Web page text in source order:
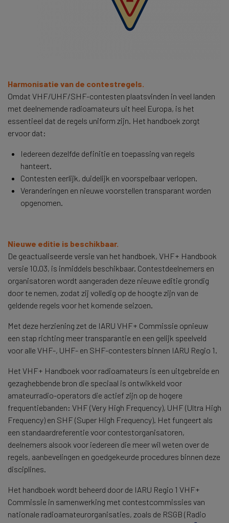
Harmonisatie van de contestregels.
Omdat VHF/UHF/SHF-contesten plaatsvinden in veel landen
met deelnemende radioamateurs uit heel Europa, is het
essentieel dat de regels uniform zijn. Het handboek zorgt
ervoor dat:
Iedereen dezelfde definitie en toepassing van regels
hanteert.
Contesten eerlijk, duidelijk en voorspelbaar verlopen.
Veranderingen en nieuwe voorstellen transparant worden
opgenomen.
Nieuwe editie is beschikbaar.
De geactualiseerde versie van het handboek, VHF+ Handbook
versie 10.03, is inmiddels beschikbaar. Contestdeelnemers en
organisatoren wordt aangeraden deze nieuwe editie grondig
door te nemen, zodat zij volledig op de hoogte zijn van de
geldende regels voor het komende seizoen.
Met deze herziening zet de IARU VHF+ Commissie opnieuw
een stap richting meer transparantie en een gelijk speelveld
voor alle VHF-, UHF- en SHF-contesters binnen IARU Regio 1.
Het VHF+ Handboek voor radioamateurs is een uitgebreide en
gezaghebbende bron die speciaal is ontwikkeld voor
amateurradio-operators die actief zijn op de hogere
frequentiebanden: VHF (Very High Frequency), UHF (Ultra High
Frequency) en SHF (Super High Frequency). Het fungeert als
een standaardreferentie voor contestorganisatoren,
deelnemers alsook voor iedereen die meer wil weten over de
regels, aanbevelingen en goedgekeurde procedures binnen deze
disciplines.
Het handboek wordt beheerd door de IARU Regio 1 VHF+
Commissie in samenwerking met contestcommissies van
nationale radioamateurorganisaties, zoals de RSGB (Radio